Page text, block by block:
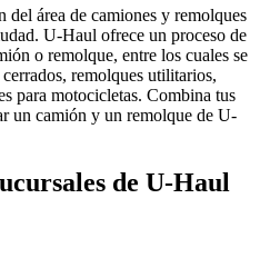
área de camiones y remolques
U-Haul ofrece un proceso de
o remolque, entre los cuales se
remolques utilitarios,
para motocicletas. Combina tus
un camión y un remolque de U-
de U-Haul